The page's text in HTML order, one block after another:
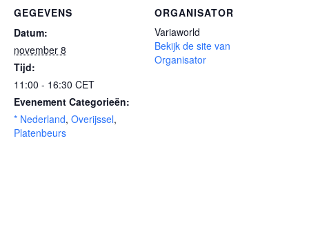
GEGEVENS
Datum:
november 8
Tijd:
11:00 - 16:30 CET
Evenement Categorieën:
* Nederland, Overijssel,
Platenbeurs
ORGANISATOR
Variaworld
Bekijk de site van
Organisator